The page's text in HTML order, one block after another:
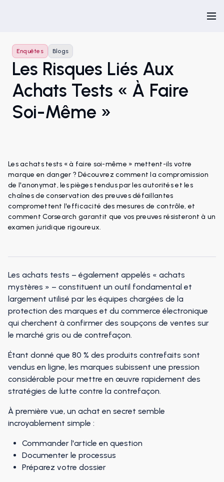
Enquêtes Blogs
Les Risques Liés Aux
Achats Tests « À Faire
Soi-Même »
Les achats tests « à faire soi-même » mettent-ils votre
marque en danger ? Découvrez comment la compromission
de l'anonymat, les pièges tendus par les autorités et les
chaînes de conservation des preuves défaillantes
compromettent l'efficacité des mesures de contrôle, et
comment Corsearch garantit que vos preuves résisteront à un
examen juridique rigoureux.
Les achats tests – également appelés « achats
mystères » – constituent un outil fondamental et
largement utilisé par les équipes chargées de la
protection des marques et du commerce électronique
qui cherchent à confirmer des soupçons de ventes sur
le marché gris ou de contrefaçon.
Étant donné que 80 % des produits contrefaits sont
vendus en ligne, les marques subissent une pression
considérable pour mettre en œuvre rapidement des
stratégies de lutte contre la contrefaçon.
À première vue, un achat en secret semble
incroyablement simple :
Commander l'article en question
Documenter le processus
Préparez votre dossier